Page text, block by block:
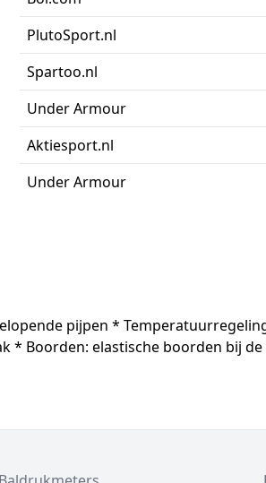
PlutoSport.nl
Spartoo.nl
Under Armour
Aktiesport.nl
Under Armour
pijpen *
* Boorden: elastische boorden bij